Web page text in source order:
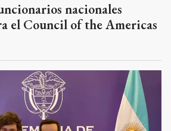
nacionales
el Council of the Americas